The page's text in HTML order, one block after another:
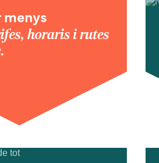
menys
horaris i rutes